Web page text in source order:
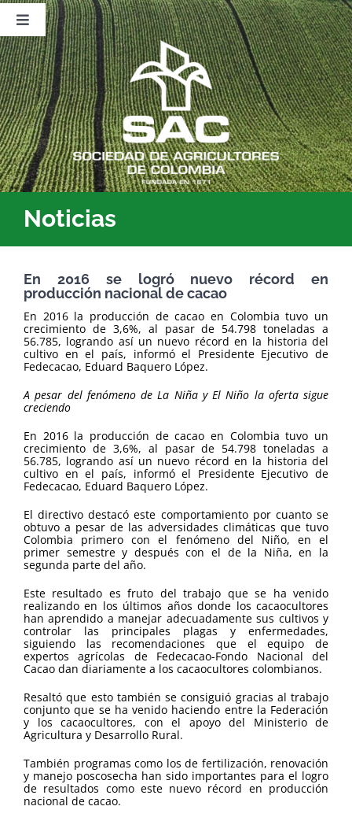
Saltar
contenido
Toggle
Navigation
Nosotros
Publicaciones
Sala de Prensa
Eventos
Noticias
En 2016 se logró nuevo récord en
producción nacional de cacao
En 2016 la producción de cacao en Colombia tuvo un
crecimiento de 3,6%, al pasar de 54.798 toneladas a
56.785, logrando así un nuevo récord en la historia del
cultivo en el país, informó el Presidente Ejecutivo de
Fedecacao, Eduard Baquero López.
A pesar del fenómeno de La Niña y El Niño la oferta sigue
creciendo
En 2016 la producción de cacao en Colombia tuvo un
crecimiento de 3,6%, al pasar de 54.798 toneladas a
56.785, logrando así un nuevo récord en la historia del
cultivo en el país, informó el Presidente Ejecutivo de
Fedecacao, Eduard Baquero López.
El directivo destacó este comportamiento por cuanto se
obtuvo a pesar de las adversidades climáticas que tuvo
Colombia primero con el fenómeno del Niño, en el
primer semestre y después con el de la Niña, en la
segunda parte del año.
Este resultado es fruto del trabajo que se ha venido
realizando en los últimos años donde los cacaocultores
han aprendido a manejar adecuadamente sus cultivos y
controlar las principales plagas y enfermedades,
siguiendo las recomendaciones que el equipo de
expertos agrícolas de Fedecacao-Fondo Nacional del
Cacao dan diariamente a los cacaocultores colombianos.
Resaltó que esto también se consiguió gracias al trabajo
conjunto que se ha venido haciendo entre la Federación
y los cacaocultores, con el apoyo del Ministerio de
Agricultura y Desarrollo Rural.
También programas como los de fertilización, renovación
y manejo poscosecha han sido importantes para el logro
de resultados como este nuevo récord en producción
nacional de cacao.